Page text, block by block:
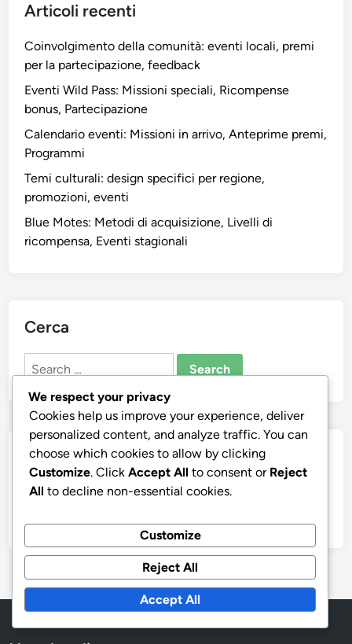
Articoli recenti
Coinvolgimento della comunità: eventi locali, premi
per la partecipazione, feedback
Eventi Wild Pass: Missioni speciali, Ricompense
bonus, Partecipazione
Calendario eventi: Missioni in arrivo, Anteprime premi,
Programmi
Temi culturali: design specifici per regione,
promozioni, eventi
Blue Motes: Metodi di acquisizione, Livelli di
ricompensa, Eventi stagionali
Cerca
Search
for:
Archivio
March 2026
We respect your privacy
Cookies help us improve your experience, deliver
personalized content, and analyze traffic. You can
choose which cookies to allow by clicking
Customize. Click Accept All to consent or Reject
All to decline non-essential cookies.
Customize
Reject All
Accept All